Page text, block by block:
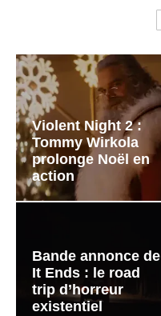
Violent Night 2 :
Tommy Wirkola
prolonge Noël en
action
Bande annonce de
It Ends : le road
trip d’horreur
existentiel